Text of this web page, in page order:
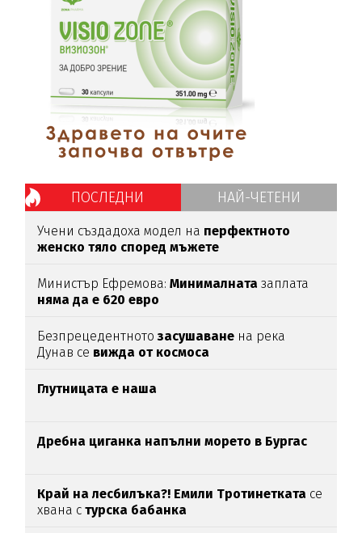
ПОСЛЕДНИ НАЙ-ЧЕТЕНИ
Учени създадоха модел на перфектното
женско тяло според мъжете
Министър Ефремова:Минималната заплата
няма да е 620 евро
Безпрецедентнотозасушаване на река
Дунав се вижда от космоса
Глутницата е наша
Дребна циганка напълни морето в Бургас
Край на лесбилъка?! Емили Тротинетката се
хвана с турска бабанка